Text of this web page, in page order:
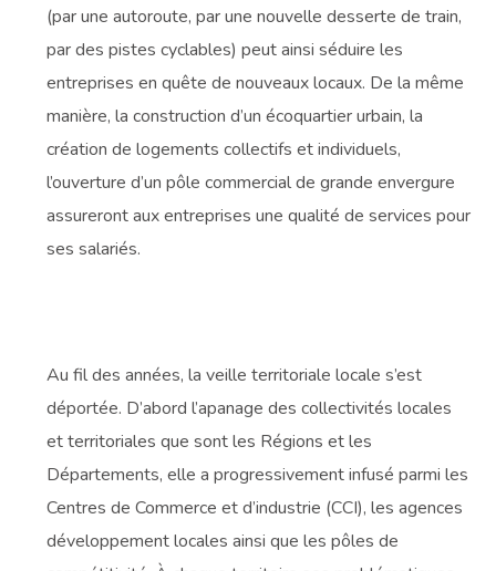
(par une autoroute, par une nouvelle desserte de train,
par des pistes cyclables) peut ainsi séduire les
entreprises en quête de nouveaux locaux. De la même
manière, la construction d’un écoquartier urbain, la
création de logements collectifs et individuels,
l’ouverture d’un pôle commercial de grande envergure
assureront aux entreprises une qualité de services pour
ses salariés.
Au fil des années, la veille territoriale locale s’est
déportée. D’abord l’apanage des collectivités locales
et territoriales que sont les Régions et les
Départements, elle a progressivement infusé parmi les
Centres de Commerce et d’industrie (CCI), les agences
développement locales ainsi que les pôles de